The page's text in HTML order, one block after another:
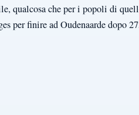
qualcosa che per i popoli di
per finire ad Oudenaarde dopo